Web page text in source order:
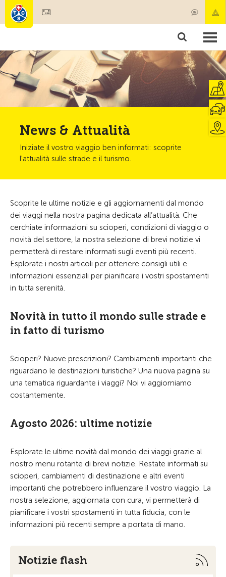
Societariato & prestazioni
Test, sicurezza & salute
News & Attualità
Iniziate il vostro viaggio ben informati: scoprite
l'attualità sulle strade e il turismo.
Scoprite le ultime notizie e gli aggiornamenti dal mondo
dei viaggi nella nostra pagina dedicata all’attualità. Che
cerchiate informazioni su scioperi, condizioni di viaggio o
novità del settore, la nostra selezione di brevi notizie vi
permetterà di restare informati sugli eventi più recenti.
Esplorate i nostri articoli per ottenere consigli utili e
informazioni essenziali per pianificare i vostri spostamenti
in tutta serenità.
Novità in tutto il mondo sulle strade e
in fatto di turismo
Scioperi? Nuove prescrizioni? Cambiamenti importanti che
riguardano le destinazioni turistiche? Una nuova pagina su
una tematica riguardante i viaggi? Noi vi aggiorniamo
costantemente.
Agosto 2026: ultime notizie
Esplorate le ultime novità dal mondo dei viaggi grazie al
nostro menu rotante di brevi notizie. Restate informati su
scioperi, cambiamenti di destinazione e altri eventi
importanti che potrebbero influenzare il vostro viaggio. La
nostra selezione, aggiornata con cura, vi permetterà di
pianificare i vostri spostamenti in tutta fiducia, con le
informazioni più recenti sempre a portata di mano.
Notizie flash